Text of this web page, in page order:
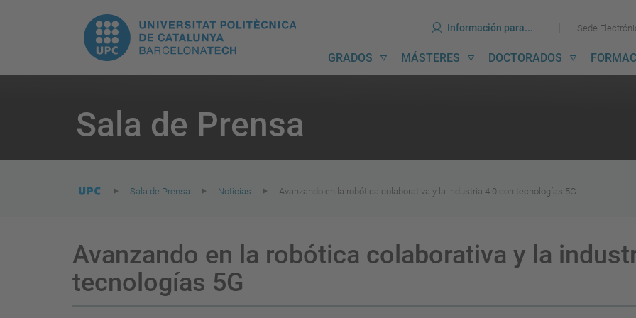
UPC.
Universitat
Politècnica
de
Catalunya
Ir
al
Ir
al
Información para... Sede
Navegación
GRADOS MÁSTERES DOCTORADOS
Sala de Prensa
are
here:
Sala de Prensa Noticias Avanzando en la robótica colaborativa y la industria 4.0 con tecnologías 5G
Avanzando en la robótica colaborativa y la
tecnologías 5G